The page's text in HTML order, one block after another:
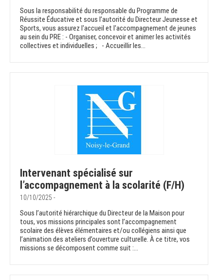
Sous la responsabilité du responsable du Programme de
Réussite Éducative et sous l’autorité du Directeur Jeunesse et
Sports, vous assurez l'accueil et l'accompagnement de jeunes
au sein du PRE : - Organiser, concevoir et animer les activités
collectives et individuelles ; - Accueillir les...
Intervenant spécialisé sur
l’accompagnement à la scolarité (F/H)
10/10/2025 -
Sous l’autorité hiérarchique du Directeur de la Maison pour
tous, vos missions principales sont l’accompagnement
scolaire des élèves élémentaires et/ou collégiens ainsi que
l’animation des ateliers d’ouverture culturelle. À ce titre, vos
missions se décomposent comme suit :...